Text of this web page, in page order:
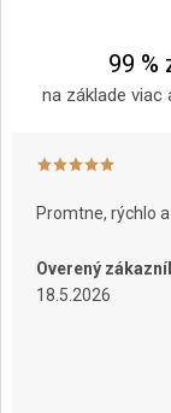
99 %
na základe viac
Promtne, rýchlo
Overený
18.5.2026